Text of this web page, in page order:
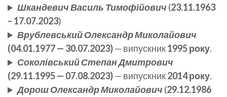
ШкандевичВасиль Тимофійович (23.11.1963
– 17.07.2023)
Врублевський Олександр Миколайович
(04.01.1977 — 30.07.2023)— випускник1995 року.
Соколівський Степан Дмитрович
(29.11.1995 — 07.08.2023)— випускник2014 року.
Дорош Олександр Миколайович (29.12.1986